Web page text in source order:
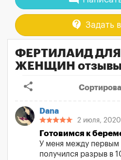
contact_support Задать
ФЕРТИЛАИД ДЛЯ
ЖЕНЩИН отзывы
share
Dana
2 июля, 2020
Готовимся к
У меня между
получился разрыв в